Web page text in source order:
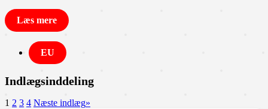
Læs mere
EU
Indlægsinddeling
1 2 3 4 Næste indlæg»